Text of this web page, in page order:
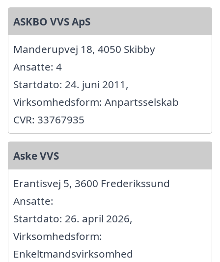
ASKBO VVS ApS
Manderupvej 18, 4050 Skibby
Ansatte: 4
Startdato: 24. juni 2011,
Virksomhedsform: Anpartsselskab
CVR: 33767935
Aske VVS
Erantisvej 5, 3600 Frederikssund
Ansatte:
Startdato: 26. april 2026,
Virksomhedsform:
Enkeltmandsvirksomhed